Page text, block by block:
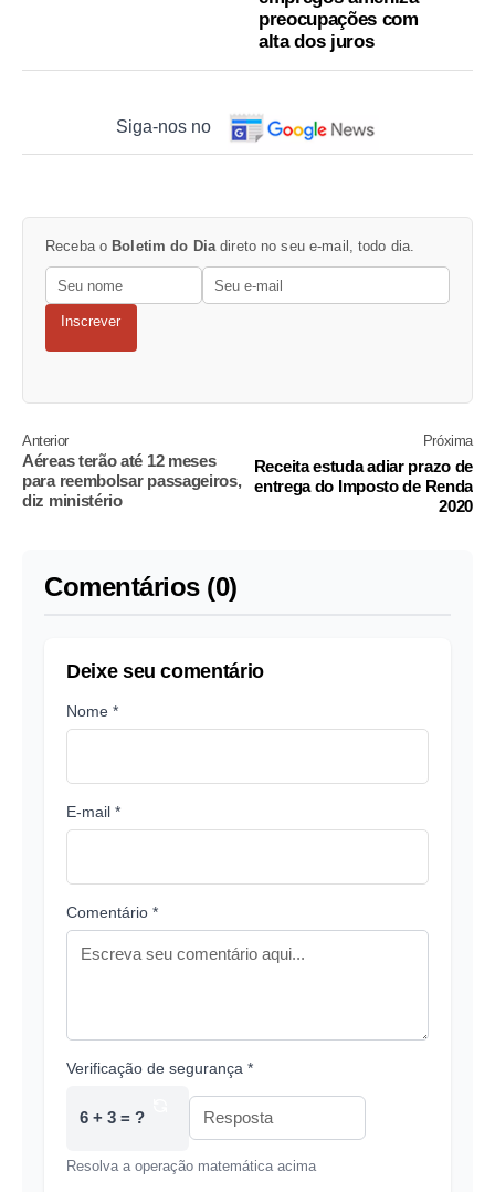
preocupações com
alta dos juros
Siga-nos no
Receba o Boletim do Dia direto no seu e-mail, todo dia.
Inscrever
Anterior
Aéreas terão até 12 meses
para reembolsar passageiros,
diz ministério
Próxima
Receita estuda adiar prazo de
entrega do Imposto de Renda
2020
Comentários (0)
Deixe seu comentário
Nome *
E-mail *
Comentário *
Verificação de segurança *
6 + 3 = ?
Resolva a operação matemática acima